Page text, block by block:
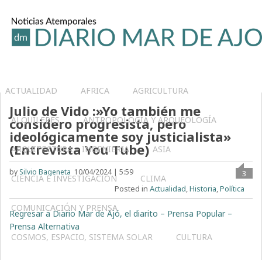
ACTUALIDAD AFRICA AGRICULTURA
ALQUILERES ANTROPOLOGÍA Y ARQUEOLOGÍA
ARQUITECTURA – INGENIERIA ASIA
CIENCIA E INVESTIGACIÓN CLIMA
COMUNICACIÓN Y PRENSA
COSMOS, ESPACIO, SISTEMA SOLAR CULTURA
Julio de Vido :»Yo también me
considero progresista, pero
ideológicamente soy justicialista»
(Entrevista You Tube)
by Silvio Bageneta 10/04/2024 | 5:59
3
Posted in Actualidad,Historia,Política
Regresar a Diario Mar de Ajó, el diarito – Prensa Popular –
Prensa Alternativa